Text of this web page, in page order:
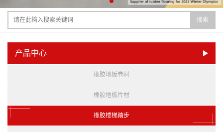
搜索
产品中心
橡胶地板卷材
橡胶地板片材
橡胶楼梯踏步